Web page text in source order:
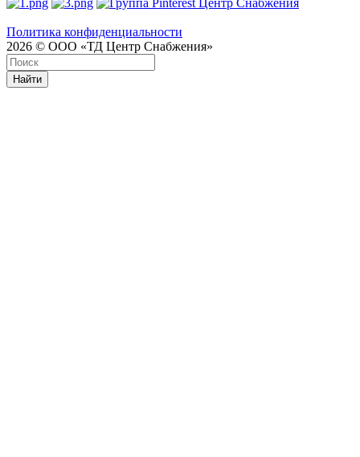
Политика конфиденциальности
2026 © ООО «ТД Центр Снабжения»
Найти